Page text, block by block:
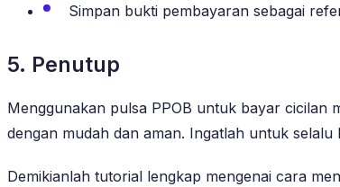
Simpan bukti pembayaran sebagai
5. Penutup
Menggunakan pulsa PPOB untuk bayar cicilan
dengan mudah dan aman. Ingatlah untuk
Demikianlah tutorial lengkap mengenai cara